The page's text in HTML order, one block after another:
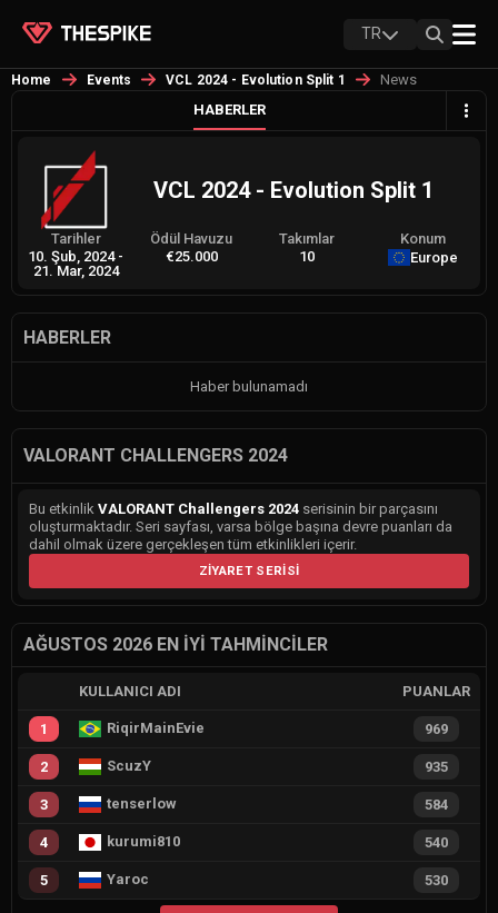
TR
Home Events VCL 2024 - Evolution Split 1
News
HABERLER
VCL 2024 - Evolution Split 1
Tarihler
10. Şub, 2024 -
21. Mar, 2024
Ödül Havuzu
€25.000
Takımlar
10
Konum
Europe
HABERLER
Haber bulunamadı
VALORANT CHALLENGERS 2024
Bu etkinlik VALORANT Challengers 2024 serisinin bir parçasını
oluşturmaktadır. Seri sayfası, varsa bölge başına devre puanları da
dahil olmak üzere gerçekleşen tüm etkinlikleri içerir.
ZIYARET SERISI
AĞUSTOS 2026 EN İYI TAHMINCILER
KULLANICI ADI PUANLAR
1 RiqirMainEvie 969
2 ScuzY 935
3 tenserlow 584
4 kurumi810 540
5 Yaroc 530